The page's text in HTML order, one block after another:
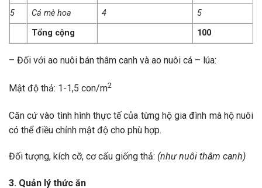
5
Cá mè hoa 4
5
Tổng cộng
100
– Đối với ao nuôi bán thâm canh và ao nuôi cá – lúa:
Mật độ thả: 1-1,5 con/m2
Căn cứ vào tình hình thực tế của từng hộ gia đình mà hộ nuôi
có thể điều chỉnh mật độ cho phù hợp.
Đối tượng, kích cỡ, cơ cấu giống thả: (như nuôi thâm canh)
3. Quản lý thức ăn